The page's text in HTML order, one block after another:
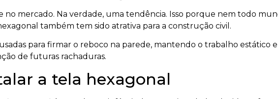
a tela hexagonal
hexagonalé uma das mais fáceis de serem instaladas devido ao fato
e flexíveis. Na teoria, basta abrir o rolo, desenrolar e iniciar o processo.
vale a pena considerar a expertise para fazer esse trabalho.
os produtores rurais e fazendeiros nessa hora. Assim, além da